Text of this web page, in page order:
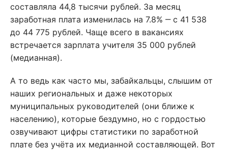
составляла 44,8 тысячи рублей. За месяц
заработная плата изменилась на 7.8% ‒ с 41 538
до 44 775 рублей. Чаще всего в вакансиях
встречается зарплата учителя 35 000 рублей
(медианная).
А то ведь как часто мы, забайкальцы, слышим от
наших региональных и даже некоторых
муниципальных руководителей (они ближе к
населению), которые бездумно, но с гордостью
озвучивают цифры статистики по заработной
плате без учёта их медианной составляющей. Вот